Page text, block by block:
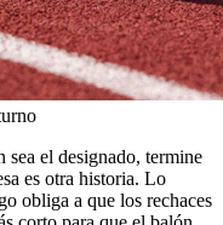
sea el designado, termine
es otra historia. Lo
obliga a que los rechaces